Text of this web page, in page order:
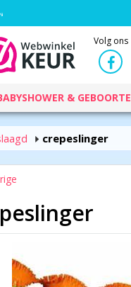
Volg ons
& GEBOORTE
crepeslinger